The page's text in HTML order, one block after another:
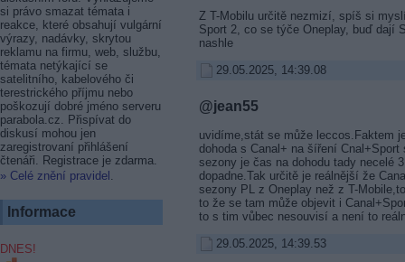
si právo smazat témata i
reakce, které obsahují vulgární
výrazy, nadávky, skrytou
reklamu na firmu, web, službu,
témata netýkající se
satelitního, kabelového či
terestrického příjmu nebo
poškozují dobré jméno serveru
parabola.cz. Přispívat do
diskusí mohou jen
zaregistrovaní přihlášení
čtenáři. Registrace je zdarma.
» Celé znění pravidel .
Informace
DNES!
Z T-Mobilu určitě nezmizí, spíš si
Sport 2, co se týče Oneplay, buď dají
nashle
29.05.2025, 14:39.08
@jean55
uvidíme,stát se může leccos.Faktem
dohoda s Canal+ na šíření
sezony je čas na dohodu tady necelé
dopadne.Tak určitě je reálnější že
sezony PL z Oneplay než z T-
to že se tam může objevit i
to s tim vůbec nesouvisí a není to
29.05.2025, 14:39.53